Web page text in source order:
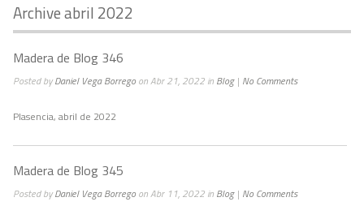
Archive abril 2022
Madera de Blog 346
Posted byDaniel Vega Borrego on Abr 21, 2022 in Blog| No Comments
Plasencia, abril de 2022
Madera de Blog 345
Posted byDaniel Vega Borrego on Abr 11, 2022 in Blog| No Comments